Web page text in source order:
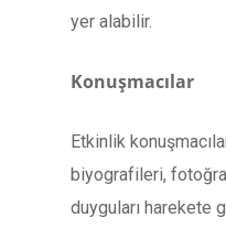
yer alabilir.
Konuşmacılar
Etkinlik
biyografileri,
duyguları harekete